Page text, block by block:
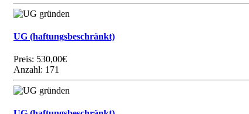
UG (haftungsbeschränkt)
Preis: 530,00€
Anzahl: 171